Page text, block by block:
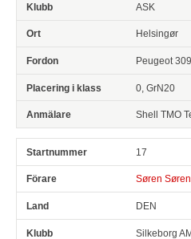
ASK
Helsingør
Peugeot
0, GrN20
Shell TMO
17
Søren
DEN
Silkeborg